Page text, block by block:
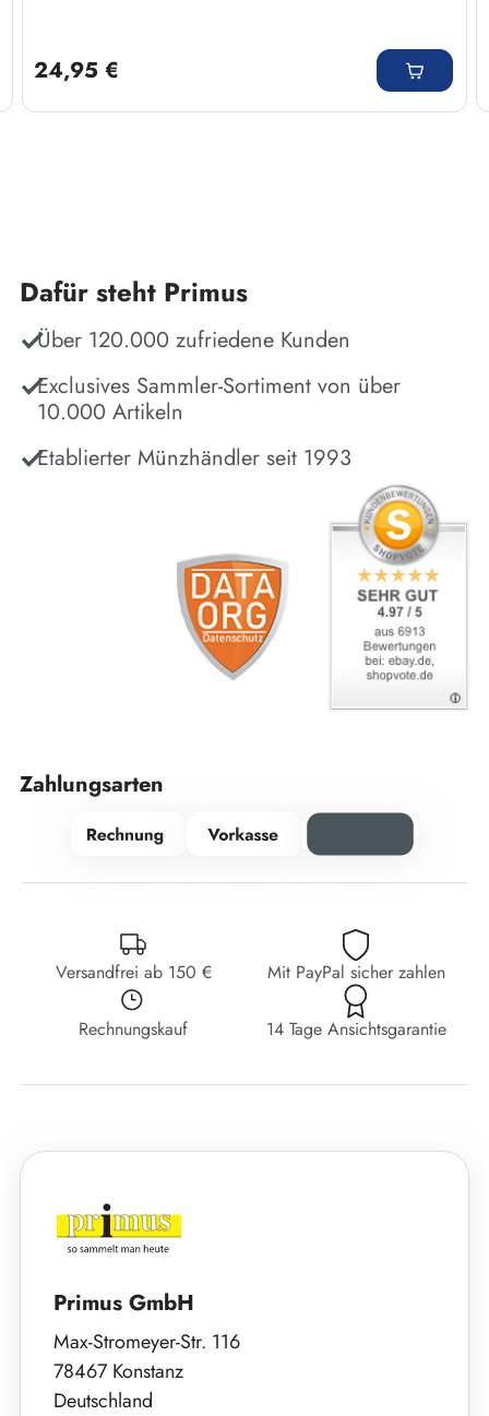
24,95 €
Dafür steht Primus
Über 120.000 zufriedene Kunden
Exclusives Sammler-Sortiment von über
10.000 Artikeln
Etablierter Münzhändler seit 1993
Zahlungsarten
Versandfrei ab 150 € Mit PayPal sicher zahlen
Rechnungskauf 14 Tage Ansichtsgarantie
Primus GmbH
Max-Stromeyer-Str. 116
78467 Konstanz
Deutschland